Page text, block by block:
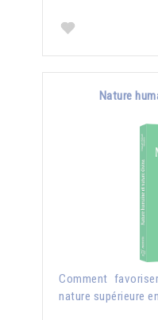
Nature
Comment
nature supérieure